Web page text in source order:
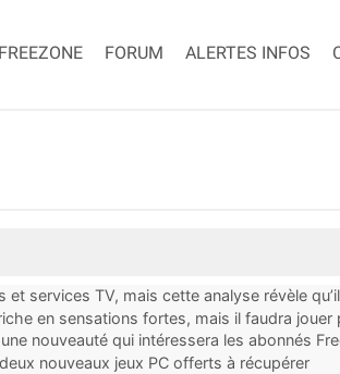
FREEZONE FORUM ALERTES INFOS
services TV, mais cette analyse révèle
en sensations fortes, mais il faudra jouer
nouveauté qui intéressera les abonnés
nouveaux jeux PC offerts à récupérer